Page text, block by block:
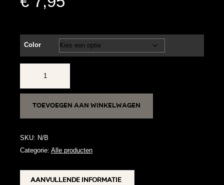
Color
Kauri
aantalToevoegen aan winkelwagen
SKU: N/B
Categorie: Alle producten
Aanvullende informatie